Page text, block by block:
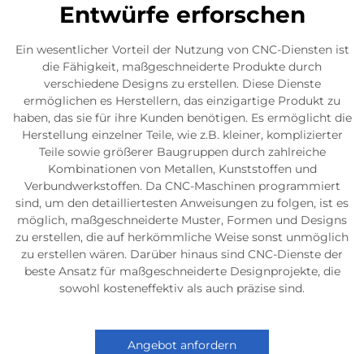
Entwürfe erforschen
Ein wesentlicher Vorteil der Nutzung von CNC-Diensten ist
die Fähigkeit, maßgeschneiderte Produkte durch
verschiedene Designs zu erstellen. Diese Dienste
ermöglichen es Herstellern, das einzigartige Produkt zu
haben, das sie für ihre Kunden benötigen. Es ermöglicht die
Herstellung einzelner Teile, wie z.B. kleiner, komplizierter
Teile sowie größerer Baugruppen durch zahlreiche
Kombinationen von Metallen, Kunststoffen und
Verbundwerkstoffen. Da CNC-Maschinen programmiert
sind, um den detailliertesten Anweisungen zu folgen, ist es
möglich, maßgeschneiderte Muster, Formen und Designs
zu erstellen, die auf herkömmliche Weise sonst unmöglich
zu erstellen wären. Darüber hinaus sind CNC-Dienste der
beste Ansatz für maßgeschneiderte Designprojekte, die
sowohl kosteneffektiv als auch präzise sind.
Angebot anfordern